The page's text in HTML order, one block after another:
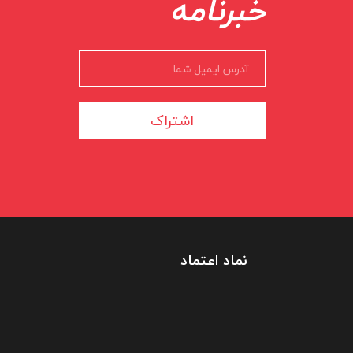
اشتراک
نماد اعتماد